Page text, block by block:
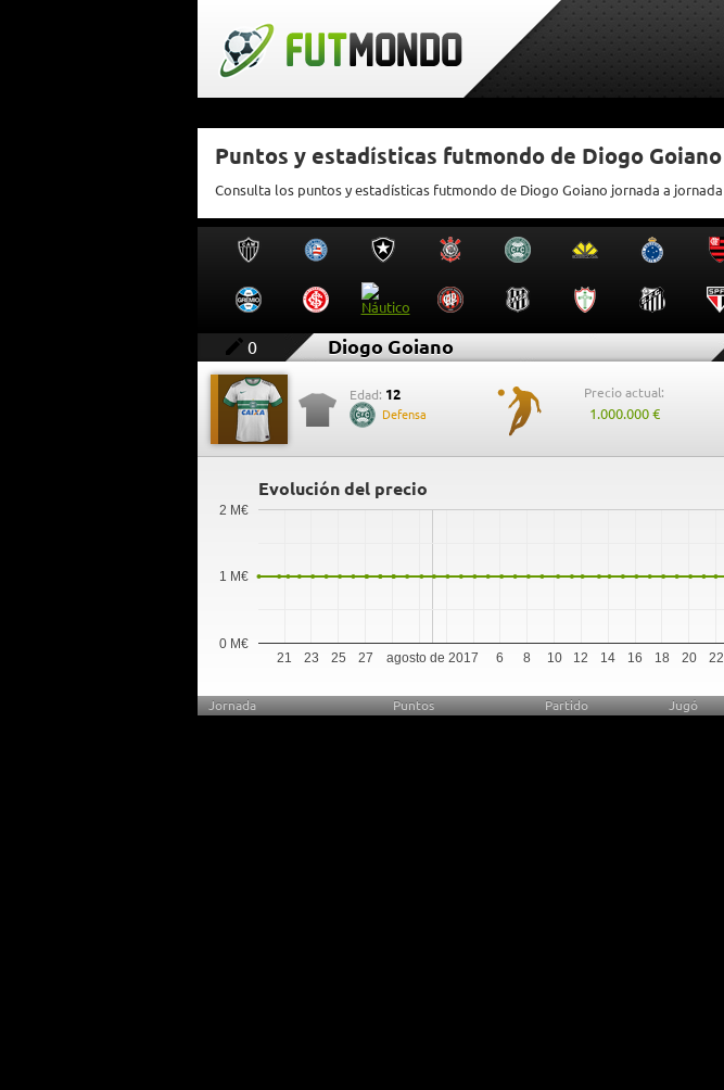
Puntos y estadísticas futmondo de Diogo Goiano
Consulta los puntos y estadísticas futmondo de Diogo Goiano jornada a jornada
0 Diogo Goiano
Edad: 12
Defensa
Precio actual:
1.000.000 €
Evolución del precio
agosto de 2017
21 23 25 27 6 8 10 12 14 16 18 20 22
0 M€
1 M€
2 M€
Jornada Puntos Partido Jugó